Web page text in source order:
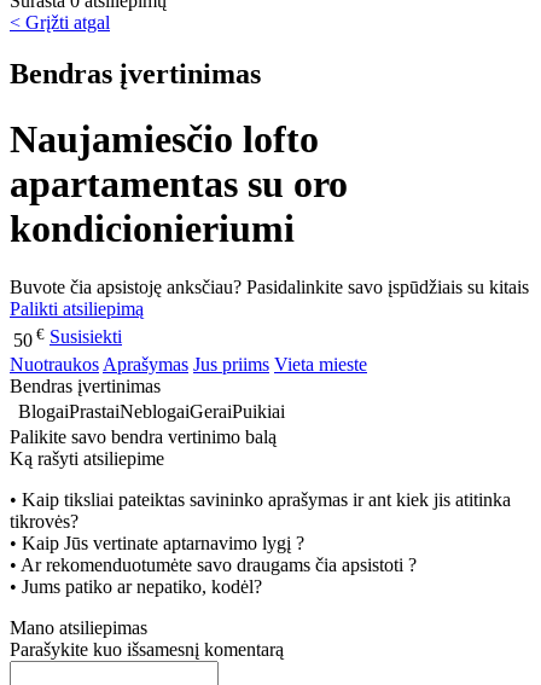
< Grįžti atgal
Bendras įvertinimas
Naujamiesčio lofto
apartamentas su oro
kondicionieriumi
Buvote čia apsistoję anksčiau? Pasidalinkite savo įspūdžiais su kitais
Palikti atsiliepimą
50 € Susisiekti
Nuotraukos Aprašymas Jus priims Vieta mieste
Bendras įvertinimas
BlogaiPrastaiNeblogaiGeraiPuikiai
Palikite savo bendra vertinimo balą
Ką rašyti atsiliepime
• Kaip tiksliai pateiktas savininko aprašymas ir ant kiek jis atitinka
tikrovės?
• Kaip Jūs vertinate aptarnavimo lygį ?
• Ar rekomenduotumėte savo draugams čia apsistoti ?
• Jums patiko ar nepatiko, kodėl?
Mano atsiliepimas
Parašykite kuo išsamesnį komentarą